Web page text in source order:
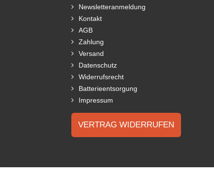
Newsletteranmeldung
Kontakt
AGB
Zahlung
Versand
Datenschutz
Widerrufsrecht
Batterieentsorgung
Impressum
VERTRAG WIDERRUFEN